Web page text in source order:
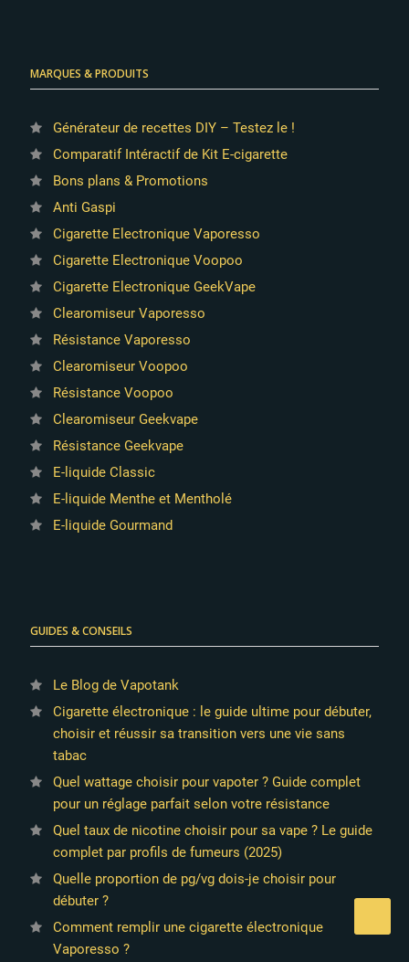
MARQUES & PRODUITS
Générateur de recettes DIY – Testez le !
Comparatif Intéractif de Kit E-cigarette
Bons plans & Promotions
Anti Gaspi
Cigarette Electronique Vaporesso
Cigarette Electronique Voopoo
Cigarette Electronique GeekVape
Clearomiseur Vaporesso
Résistance Vaporesso
Clearomiseur Voopoo
Résistance Voopoo
Clearomiseur Geekvape
Résistance Geekvape
E-liquide Classic
E-liquide Menthe et Mentholé
E-liquide Gourmand
GUIDES & CONSEILS
Le Blog de Vapotank
Cigarette électronique : le guide ultime pour débuter,
choisir et réussir sa transition vers une vie sans
tabac
Quel wattage choisir pour vapoter ? Guide complet
pour un réglage parfait selon votre résistance
Quel taux de nicotine choisir pour sa vape ? Le guide
complet par profils de fumeurs (2025)
Quelle proportion de pg/vg dois-je choisir pour
débuter ?
Comment remplir une cigarette électronique
Vaporesso ?